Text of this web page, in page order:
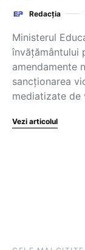
Redacția
Ministerul
învățământului
amendamente
sancționarea
mediatizate de
Vezi articolul